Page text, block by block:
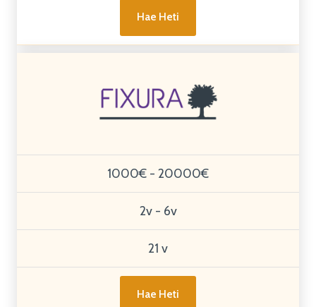
Hae Heti
1000€ - 20000€
2v - 6v
21 v
Hae Heti